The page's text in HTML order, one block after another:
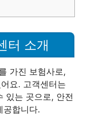
터 소개
가진 보험사로,
요. 고객센터는
있는 곳으로, 안전
공합니다.